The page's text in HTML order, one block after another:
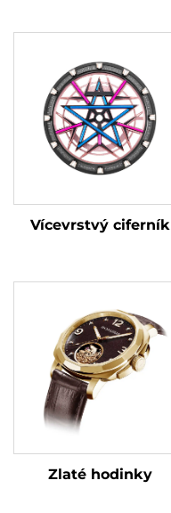
Vícevrstvý ciferník
Zlaté hodinky